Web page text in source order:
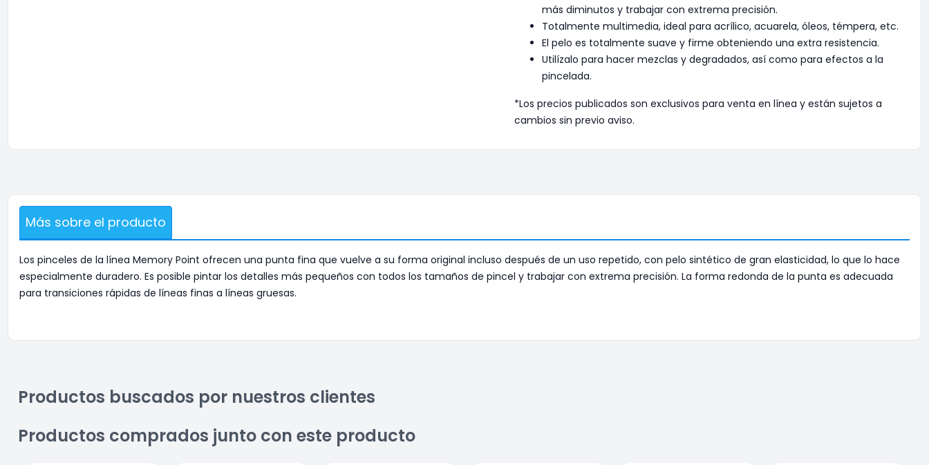
más diminutos y trabajar con extrema precisión.
Totalmente multimedia, ideal para acrílico, acuarela, óleos, témpera, etc.
El pelo es totalmente suave y firme obteniendo una extra resistencia.
Utilízalo para hacer mezclas y degradados, así como para efectos a la
pincelada.
*Los precios publicados son exclusivos para venta en línea y están sujetos a
cambios sin previo aviso.
Más sobre el producto
Los pinceles de la línea Memory Point ofrecen una punta fina que vuelve a su forma original incluso después de un uso repetido, con pelo sintético de gran elasticidad, lo que lo hace
especialmente duradero. Es posible pintar los detalles más pequeños con todos los tamaños de pincel y trabajar con extrema precisión. La forma redonda de la punta es adecuada
para transiciones rápidas de líneas finas a líneas gruesas.
Productos buscados por nuestros clientes
Productos comprados junto con este producto